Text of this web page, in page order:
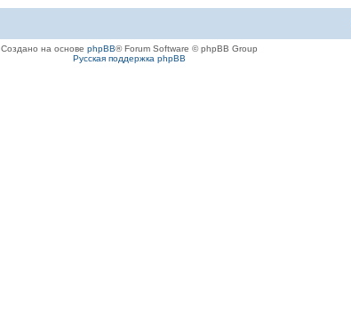
Создано на основе phpBB® Forum Software © phpBB Group
Русская поддержка phpBB